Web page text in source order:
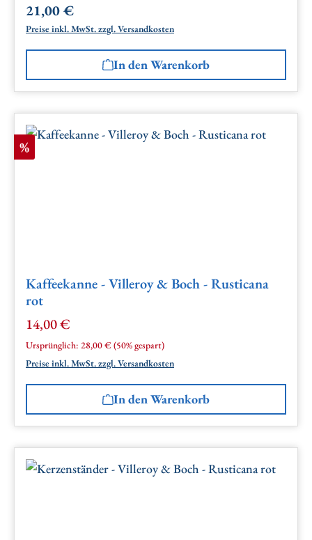
Regulärer Preis:
21,00 €
Preise inkl. MwSt. zzgl. Versandkosten
In den Warenkorb
Rabatt
%
Kaffeekanne - Villeroy & Boch - Rusticana
rot
Verkaufspreis:
14,00 €
Ursprünglich: Regulärer Preis:
28,00 €(50% gespart)
Preise inkl. MwSt. zzgl. Versandkosten
In den Warenkorb